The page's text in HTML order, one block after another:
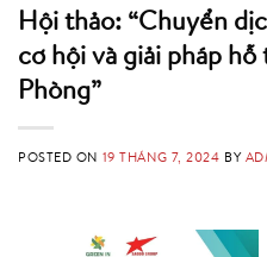
Hội thảo: “Chuyển
cơ hội và giải pháp
Phòng”
POSTED ON 19 THÁNG 7, 2024 BY